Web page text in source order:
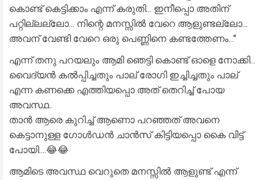
കൊണ്ട് കെട്ടിക്കാം എന്ന് കരുതി... ഇനീപ്പൊ അതിന്
പറ്റില്ലല്ലോ... നിന്റെ മനസ്സിൽ വേറെ ആളുണ്ടല്ലോ...
അവന് വേണ്ടി വേറെ ഒരു പെണ്ണിനെ കണ്ടത്തേണം..."
എന്ന് തനു പറയലും ആമി ഞെട്ടി കൊണ്ട് ഓളെ നോക്കി...
വൈദ്യൻ കൽപ്പിച്ചതും പാല് രോഗി ഇച്ചിച്ചതും പാല്
എന്ന കണക്കെ എത്തിയപ്പൊ അത് തെറിച്ച് പോയ
അവസ്ഥ..
താൻ ആരെ കുറിച്ച് ആണൊ പറഞ്ഞത് അവനെ
കെട്ടാനുള്ള ഗോൾഡൻ ചാൻസ് കിട്ടിയപ്പൊ കൈ വിട്ട്
പോയി....😂😂
ആമിടെ അവസ്ഥ വെറുതെ മനസ്സിൽ ആളുണ്ട് എന്ന്